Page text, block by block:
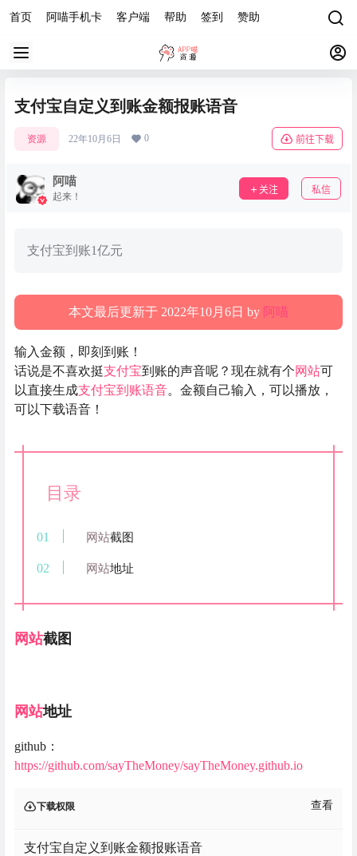
首页 阿喵手机卡 客户端 帮助 签到 赞助
支付宝自定义到账金额报账语音
资源 22年10月6日 0 前往下载
阿喵
起来！
关注 私信
支付宝到账1亿元
本文最后更新于 2022年10月6日 by 阿喵
输入金额，即刻到账！
话说是不喜欢挺支付宝到账的声音呢？现在就有个网站可
以直接生成支付宝到账语音。金额自己输入，可以播放，
可以下载语音！
目录
网站截图
网站地址
网站截图
网站地址
github：
https://github.com/sayTheMoney/sayTheMoney.github.io
下载权限 查看
支付宝自定义到账金额报账语音